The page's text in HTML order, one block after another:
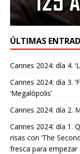
ÚLTIMAS
Cannes 2024: día 4.
Cannes 2024: día 3.
‘Megalópolis’
Cannes 2024: día 2.
Cannes 2024: día 1.
risas con ‘The
fresca para empezar